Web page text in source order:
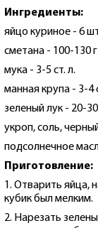
Ингредиенты:
яйцо куриное - 6
сметана - 100-130 г
мука - 3-5 ст. л.
манная крупа - 3-4
зеленый лук - 20-30
укроп, соль,
подсолнечное
Приготовление:
1. Отварить яйца,
кубик был мелким.
2. Нарезать